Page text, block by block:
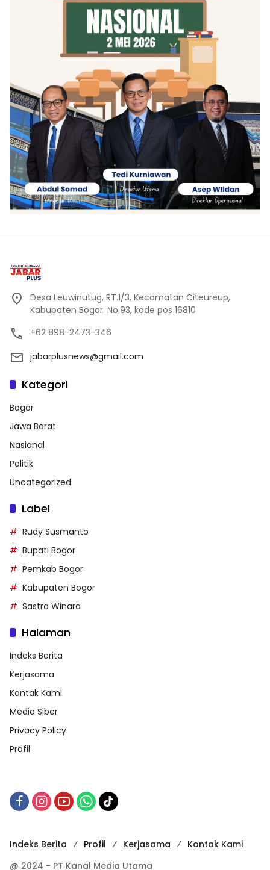
Desa Leuwinutug, RT.1/3, Kecamatan Citeureup,
Kabupaten Bogor. No.93, kode pos 16810
+62 898-2473-346
jabarplusnews@gmail.com
Kategori
Bogor
Jawa Barat
Nasional
Politik
Uncategorized
Label
Rudy Susmanto
Bupati Bogor
Pemkab Bogor
Kabupaten Bogor
Sastra Winara
Halaman
Indeks Berita
Kerjasama
Kontak Kami
Media Siber
Privacy Policy
Profil
Indeks Berita Profil Kerjasama
Kontak Kami
@ 2024 - PT Kanal Media Utama